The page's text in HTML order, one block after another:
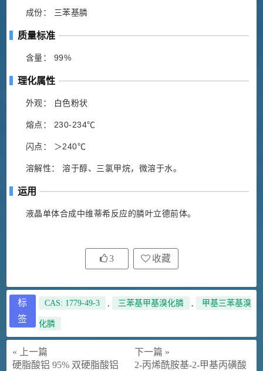
成份： 三苯基膦
质量标准
含量： 99%
理化属性
外观： 白色粉状
熔点： 230-234℃
闪点： ＞240℃
溶解性： 溶于醇、三氯甲烷，微溶于水。
运用
液晶单体合成中维蒂希反应的膦叶立德前体。
3 收藏
标
签
CAS: 1779-49-3 , 三苯基甲基溴化膦 , 甲基三苯基溴
化膦
« 上一篇
硬脂酸铝 95% 双硬脂酸铝
下一篇 »
2-丙烯酰胺基-2-甲基丙磺酸